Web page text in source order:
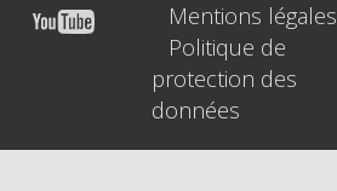
Mentions légales
Politique de
protection des
données